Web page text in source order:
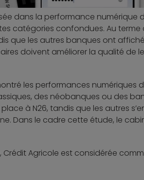
dans la performance numérique
catégories confondues. Au terme
que les autres banques ont
doivent améliorer la qualité de
les performances numériques
des néobanques ou des
à N26, tandis que les autres
Dans le cadre cette étude, le
Crédit Agricole est considérée